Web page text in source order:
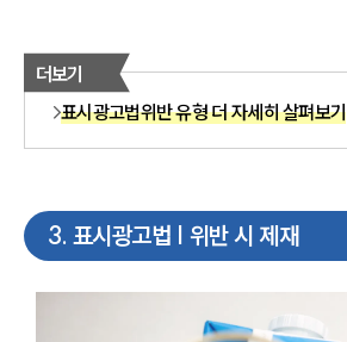
더보기
표시광고법위반 유형 더 자세히 살펴보기
3. 표시광고법 | 위반 시 제재